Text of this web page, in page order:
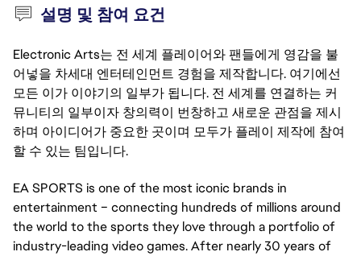
설명 및 참여 요건
Electronic Arts는 전 세계 플레이어와 팬들에게 영감을 불
어넣을 차세대 엔터테인먼트 경험을 제작합니다. 여기에선
모든 이가 이야기의 일부가 됩니다. 전 세계를 연결하는 커
뮤니티의 일부이자 창의력이 번창하고 새로운 관점을 제시
하며 아이디어가 중요한 곳이며 모두가 플레이 제작에 참여
할 수 있는 팀입니다.
EA SPORTS is one of the most iconic brands in
entertainment – connecting hundreds of millions around
the world to the sports they love through a portfolio of
industry-leading video games. After nearly 30 years of